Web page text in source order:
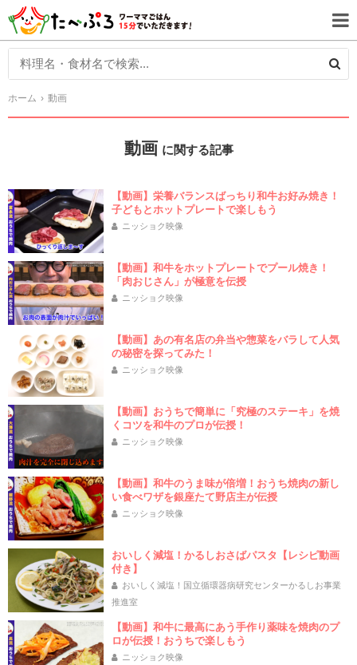
ホーム 動画
動画 に関する記事
【動画】栄養バランスばっちり和牛お好み焼き！
子どもとホットプレートで楽しもう
ニッショク映像
【動画】和牛をホットプレートでプール焼き！
「肉おじさん」が極意を伝授
ニッショク映像
【動画】あの有名店の弁当や惣菜をバラして人気
の秘密を探ってみた！
ニッショク映像
【動画】おうちで簡単に「究極のステーキ」を焼
くコツを和牛のプロが伝授！
ニッショク映像
【動画】和牛のうま味が倍増！おうち焼肉の新し
い食べワザを銀座たて野店主が伝授
ニッショク映像
おいしく減塩！かるしおさばパスタ【レシピ動画
付き】
おいしく減塩！国立循環器病研究センターかるしお事業
推進室
【動画】和牛に最高にあう手作り薬味を焼肉のプ
ロが伝授！おうちで楽しもう
ニッショク映像